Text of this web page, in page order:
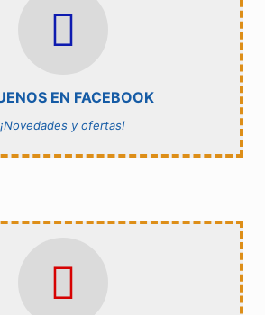
EN FACEBOOK
¡Novedades y ofertas!